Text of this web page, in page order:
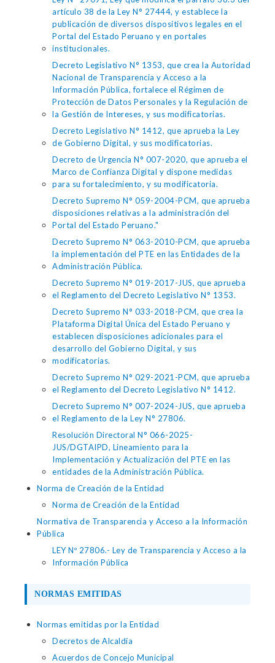
artículo 38 de la Ley N° 27444, y establece la
publicación de diversos dispositivos legales en el
Portal del Estado Peruano y en portales
institucionales.
Decreto Legislativo N° 1353, que crea la Autoridad
Nacional de Transparencia y Acceso a la
Información Pública, fortalece el Régimen de
Protección de Datos Personales y la Regulación de
la Gestión de Intereses, y sus modificatorias.
Decreto Legislativo N° 1412, que aprueba la Ley
de Gobierno Digital, y sus modificatorias.
Decreto de Urgencia N° 007-2020, que aprueba el
Marco de Confianza Digital y dispone medidas
para su fortalecimiento, y su modificatoria.
Decreto Supremo N° 059-2004-PCM, que aprueba
disposiciones relativas a la administración del
Portal del Estado Peruano."
Decreto Supremo N° 063-2010-PCM, que aprueba
la implementación del PTE en las Entidades de la
Administración Pública.
Decreto Supremo N° 019-2017-JUS, que aprueba
el Reglamento del Decreto Legislativo N° 1353.
Decreto Supremo N° 033-2018-PCM, que crea la
Plataforma Digital Única del Estado Peruano y
establecen disposiciones adicionales para el
desarrollo del Gobierno Digital, y sus
modificatorias.
Decreto Supremo N° 029-2021-PCM, que aprueba
el Reglamento del Decreto Legislativo N° 1412.
Decreto Supremo N° 007-2024-JUS, que aprueba
el Reglamento de la Ley N° 27806.
Resolución Directoral N° 066-2025-
JUS/DGTAIPD, Lineamiento para la
Implementación y Actualización del PTE en las
entidades de la Administración Pública.
Norma de Creación de la Entidad
Norma de Creación de la Entidad
Normativa de Transparencia y Acceso a la Información
Pública
LEY Nº 27806.- Ley de Transparencia y Acceso a la
Información Pública
NORMAS EMITIDAS
Normas emitidas por la Entidad
Decretos de Alcaldía
Acuerdos de Concejo Municipal